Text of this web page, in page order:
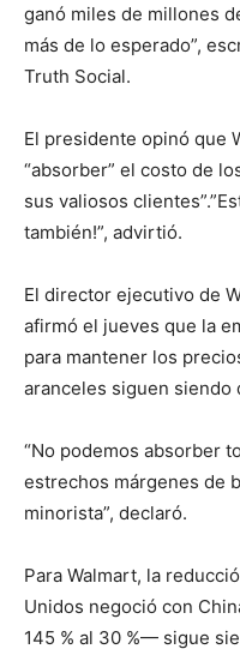
ganó miles de millones
más de lo esperado”,
Truth Social.
El presidente opinó que
“absorber” el costo de
sus valiosos
también!”, advirtió.
El director ejecutivo de
afirmó el jueves que la
para mantener los
aranceles siguen siendo
“No podemos absorber
estrechos márgenes de
minorista”, declaró.
Para Walmart, la
Unidos negoció con
145 % al 30 %— sigue